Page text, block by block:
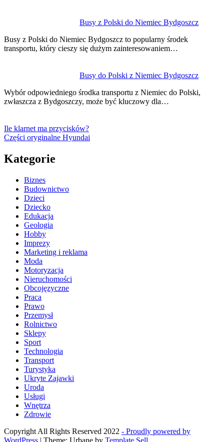
Busy z Polski do Niemiec Bydgoszcz
Busy z Polski do Niemiec Bydgoszcz to popularny środek
transportu, który cieszy się dużym zainteresowaniem…
Busy do Polski z Niemiec Bydgoszcz
Wybór odpowiedniego środka transportu z Niemiec do Polski,
zwłaszcza z Bydgoszczy, może być kluczowy dla…
Ile klarnet ma przycisków?
Części oryginalne Hyundai
Kategorie
Biznes
Budownictwo
Dzieci
Dziecko
Edukacja
Geologia
Hobby
Imprezy
Marketing i reklama
Moda
Motoryzacja
Nieruchomości
Obcojęzyczne
Praca
Prawo
Przemysł
Rolnictwo
Sklepy
Sport
Technologia
Transport
Turystyka
Ukryte Zajawki
Uroda
Usługi
Wnętrza
Zdrowie
Copyright All Rights Reserved 2022 - Proudly powered by
WordPress | Theme: Urbane by Template Sell